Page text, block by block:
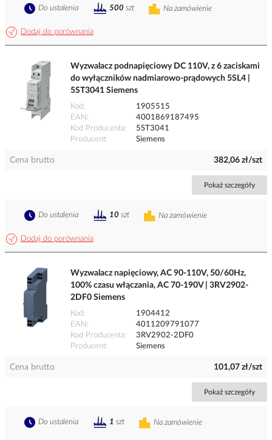
Dodaj do porównania
Na zamówienie
Do ustalenia 500 szt
Wyzwalacz podnapięciowy DC 110V, z 6 zaciskami
do wyłączników nadmiarowo-prądowych 5SL4 |
5ST3041 Siemens
Kod
1905515
EAN
4001869187495
Kod Producenta
5ST3041
Producent
Siemens
Cena brutto 382,06 zł/szt
Pokaż szczegóły
Dodaj do porównania
Na zamówienie
Do ustalenia 10 szt
Wyzwalacz napięciowy, AC 90-110V, 50/60Hz,
100% czasu włączania, AC 70-190V | 3RV2902-
2DF0 Siemens
Kod
1904412
EAN
4011209791077
Kod Producenta
3RV2902-2DF0
Producent
Siemens
Cena brutto 101,07 zł/szt
Pokaż szczegóły
Na zamówienie
Do ustalenia 1 szt